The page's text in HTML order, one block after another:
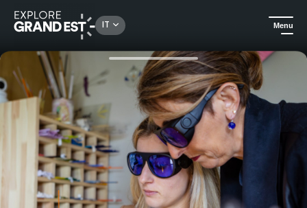
IT Menu
Arte e cultura Introduzione al vetro filato e soffiato